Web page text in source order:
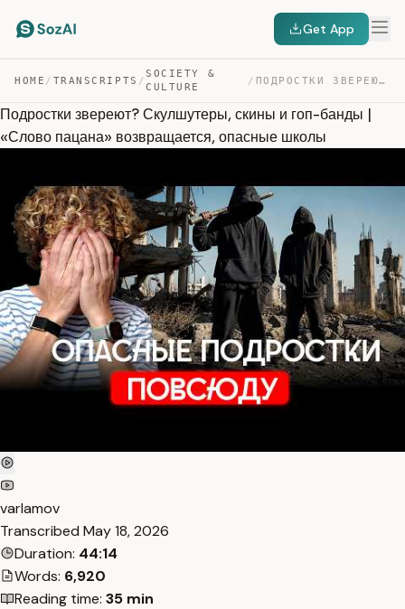
Get App
HOME / TRANSCRIPTS /
SOCIETY &
CULTURE
/ ПОДРОСТКИ ЗВЕРЕЮТ? СКУЛШУТЕРЫ, СКИНЫ И ГОП-БАНДЫ | «СЛО… — TRANSCRIPT
Подростки звереют? Скулшутеры, скины и гоп-банды |
«Слово пацана» возвращается, опасные школы
varlamov
Transcribed May 18, 2026
Duration: 44:14
Words: 6,920
Reading time: 35 min